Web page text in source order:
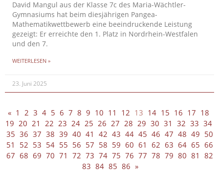
David Mangul aus der Klasse 7c des Maria-Wächtler-
Gymnasiums hat beim diesjährigen Pangea-
Mathematikwettbewerb eine beeindruckende Leistung
gezeigt: Er erreichte den 1. Platz in Nordrhein-Westfalen
und den 7.
WEITERLESEN »
23. Juni 2025
« 1 2 3 4 5 6 7 8 9 10 11 12 13 14 15 16 17 18
19 20 21 22 23 24 25 26 27 28 29 30 31 32 33 34
35 36 37 38 39 40 41 42 43 44 45 46 47 48 49 50
51
52 53 54 55 56 57 58 59 60 61 62 63 64 65 66
67 68 69 70 71 72 73 74 75 76 77 78 79 80 81 82
83 84 85 86 »